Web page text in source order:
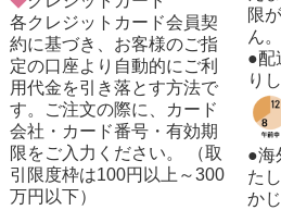
各クレジットカード会員契
約に基づき、お客様のご指
定の口座より自動的にご利
用代金を引き落とす方法で
す。ご注文の際に、カード
会社・カード番号・有効期
限をご入力ください。 （取
引限度枠は100円以上～300
万円以下）
限
ん。
●配
り
●海
た
か